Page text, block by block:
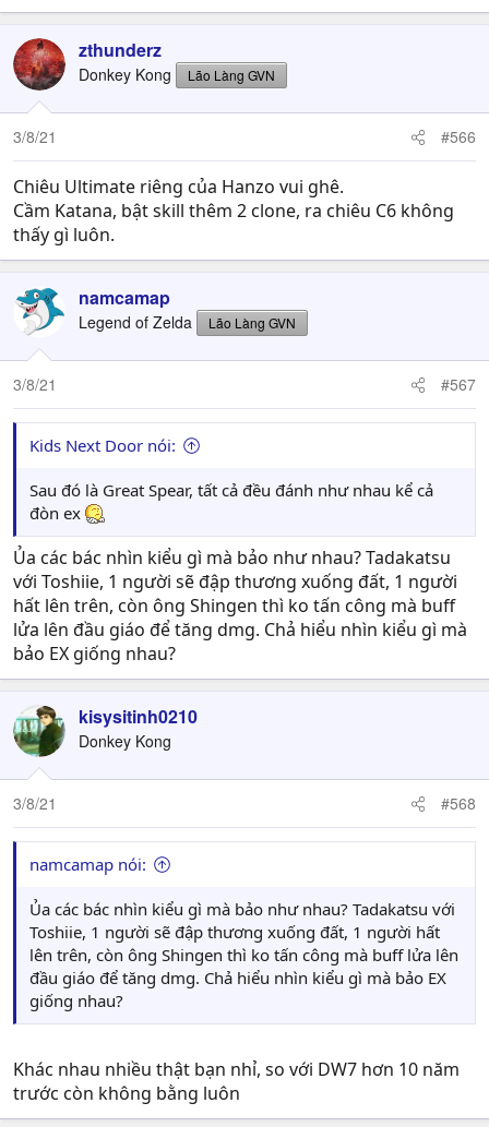
zthunderz
Donkey Kong Lão Làng GVN
3/8/21 #566
Chiêu Ultimate riêng của Hanzo vui ghê.
Cầm Katana, bật skill thêm 2 clone, ra chiêu C6 không
thấy gì luôn.
namcamap
Legend of Zelda Lão Làng GVN
3/8/21 #567
Kids Next Door nói:
Sau đó là Great Spear, tất cả đều đánh như nhau kể cả
đòn ex
Ủa các bác nhìn kiểu gì mà bảo như nhau? Tadakatsu
với Toshiie, 1 người sẽ đập thương xuống đất, 1 người
hất lên trên, còn ông Shingen thì ko tấn công mà buff
lửa lên đầu giáo để tăng dmg. Chả hiểu nhìn kiểu gì mà
bảo EX giống nhau?
kisysitinh0210
Donkey Kong
3/8/21 #568
namcamap nói:
Ủa các bác nhìn kiểu gì mà bảo như nhau? Tadakatsu với
Toshiie, 1 người sẽ đập thương xuống đất, 1 người hất
lên trên, còn ông Shingen thì ko tấn công mà buff lửa lên
đầu giáo để tăng dmg. Chả hiểu nhìn kiểu gì mà bảo EX
giống nhau?
Khác nhau nhiều thật bạn nhỉ, so với DW7 hơn 10 năm
trước còn không bằng luôn